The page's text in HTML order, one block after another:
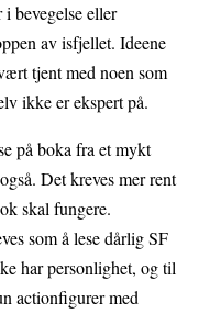
bevegelse eller
av isfjellet. Ideene
tjent med noen som
ikke er ekspert på.
på boka fra et mykt
Det kreves mer rent
skal fungere.
som å lese dårlig SF
har personlighet, og til
actionfigurer med